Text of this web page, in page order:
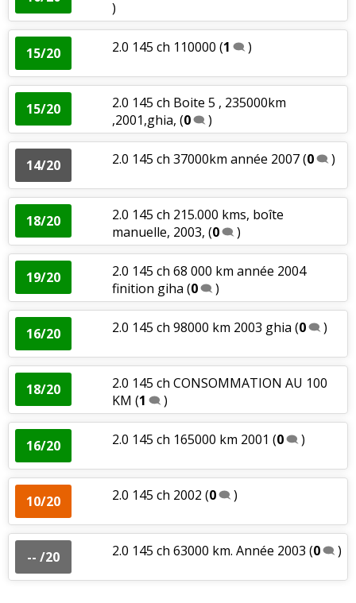
)
15/20 2.0 145 ch 110000 (1 )
15/20
2.0 145 ch Boite 5 , 235000km
,2001,ghia, (0 )
14/20 2.0 145 ch 37000km année 2007(0 )
18/20
2.0 145 ch 215.000 kms, boîte
manuelle, 2003, (0 )
19/20
2.0 145 ch 68 000 km année 2004
finition giha (0 )
16/20 2.0 145 ch 98000 km 2003 ghia (0 )
18/20
2.0 145 ch CONSOMMATION AU 100
KM (1 )
16/20 2.0 145 ch 165000 km 2001 (0 )
10/20 2.0 145 ch 2002 (0 )
-- /20 2.0 145 ch 63000 km. Année 2003 (0 )